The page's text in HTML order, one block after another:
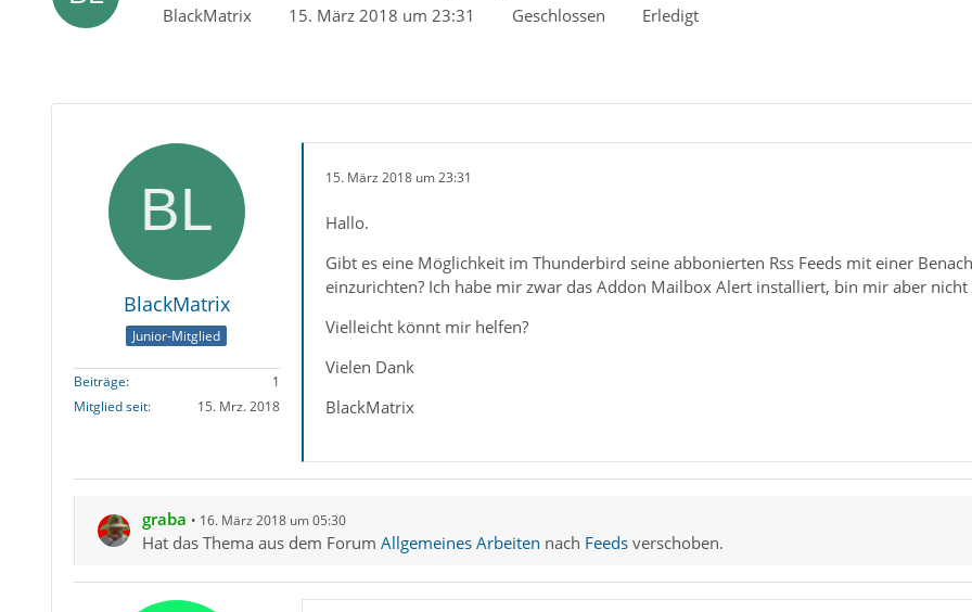
BlackMatrix 15. März 2018 um 23:31 Geschlossen Erledigt
BlackMatrix
Junior-Mitglied
Beiträge
1
Mitglied seit
15. Mrz. 2018
15. März 2018 um 23:31
Hallo.
Gibt es eine Möglichkeit im Thunderbird seine abbonierten Rss Feeds mit einer
einzurichten? Ich habe mir zwar das Addon Mailbox Alert installiert, bin mir aber
Vielleicht könnt mir helfen?
Vielen Dank
BlackMatrix
graba 16. März 2018 um 05:30
Hat das Thema aus dem Forum Allgemeines Arbeiten nach Feedsverschoben.